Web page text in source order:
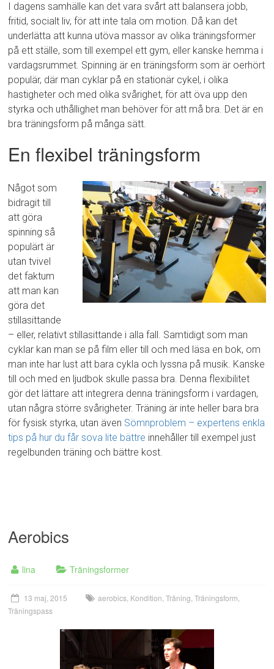
I dagens samhälle kan det vara svårt att balansera jobb,
fritid, socialt liv, för att inte tala om motion. Då kan det
underlätta att kunna utöva massor av olika träningsformer
på ett ställe, som till exempel ett gym, eller kanske hemma i
vardagsrummet. Spinning är en träningsform som är oerhört
populär, där man cyklar på en stationär cykel, i olika
hastigheter och med olika svårighet, för att öva upp den
styrka och uthållighet man behöver för att må bra. Det är en
bra träningsform på många sätt.
En flexibel träningsform
Något som
bidragit till
att göra
spinning så
populärt är
utan tvivel
det faktum
att man kan
göra det
stillasittande
– eller, relativt stillasittande i alla fall. Samtidigt som man
cyklar kan man se på film eller till och med läsa en bok, om
man inte har lust att bara cykla och lyssna på musik. Kanske
till och med en ljudbok skulle passa bra. Denna flexibilitet
gör det lättare att integrera denna träningsform i vardagen,
utan några större svårigheter. Träning är inte heller bara bra
för fysisk styrka, utan även Sömnproblem – expertens enkla
tips på hur du får sova lite bättre innehåller till exempel just
regelbunden träning och bättre kost.
Aerobics
lina Träningsformer
13 maj, 2015 aerobics, Kondition,Träning,Träningsform,
Träningspass